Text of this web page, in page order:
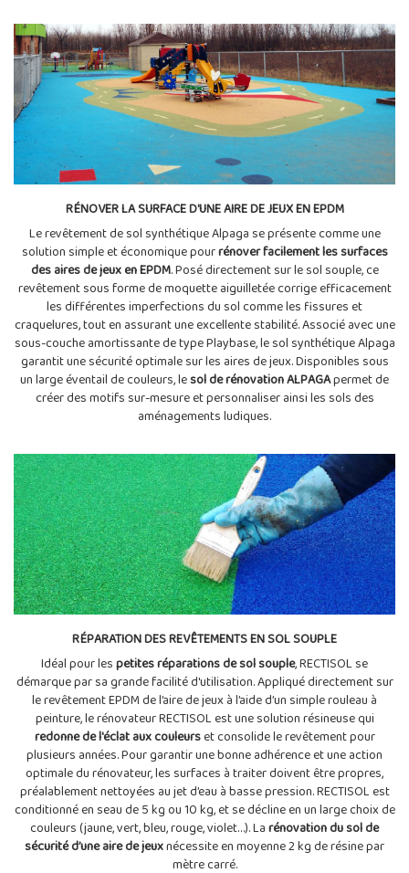
RÉNOVER LA SURFACE D'UNE AIRE DE JEUX EN EPDM
Le revêtement de sol synthétique Alpaga se présente comme une
solution simple et économique pourrénover facilement les surfaces
des aires de jeux en EPDM. Posé directement sur le sol souple, ce
revêtement sous forme de moquette aiguilletée corrige efficacement
les différentes imperfections du sol comme les fissures et
craquelures, tout en assurant une excellente stabilité. Associé avec une
sous-couche amortissante de type Playbase, le sol synthétique Alpaga
garantit une sécurité optimale sur les aires de jeux. Disponibles sous
un large éventail de couleurs, lesol de rénovation ALPAGApermet de
créer des motifs sur-mesure et personnaliser ainsi les sols des
aménagements ludiques.
RÉPARATION DES REVÊTEMENTS EN SOL SOUPLE
Idéal pour lespetites réparations de sol souple, RECTISOL se
démarque par sa grande facilité d'utilisation. Appliqué directement sur
le revêtement EPDM de l’aire de jeux à l’aide d’un simple rouleau à
peinture, le rénovateur RECTISOL est une solution résineuse qui
redonne de l'éclat aux couleurset consolide le revêtement pour
plusieurs années. Pour garantir une bonne adhérence et une action
optimale du rénovateur, les surfaces à traiter doivent être propres,
préalablement nettoyées au jet d’eau à basse pression. RECTISOL est
conditionné en seau de 5 kg ou 10 kg, et se décline en un large choix de
couleurs (jaune, vert, bleu, rouge, violet…). Larénovation du sol de
sécurité d’une aire de jeuxnécessite en moyenne 2 kg de résine par
mètre carré.